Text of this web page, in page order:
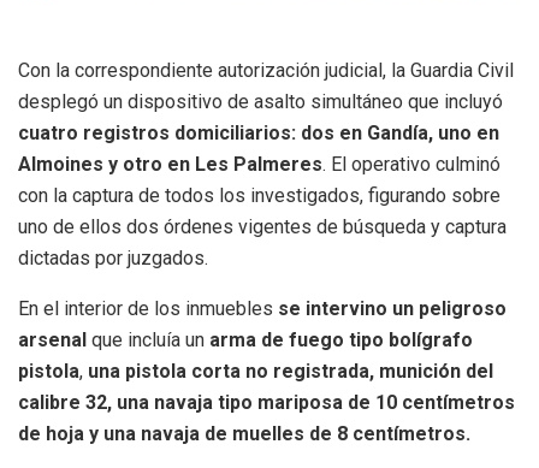
Con la correspondiente autorización judicial, la Guardia Civil
desplegó un dispositivo de asalto simultáneo que incluyó
cuatro registros domiciliarios: dos en Gandía, uno en
Almoines y otro en Les Palmeres. El operativo culminó
con la captura de todos los investigados, figurando sobre
uno de ellos dos órdenes vigentes de búsqueda y captura
dictadas por juzgados.
En el interior de los inmuebles se intervino un peligroso
arsenal que incluía un arma de fuego tipo bolígrafo
pistola, una pistola corta no registrada, munición del
calibre 32, una navaja tipo mariposa de 10 centímetros
de hoja y una navaja de muelles de 8 centímetros.